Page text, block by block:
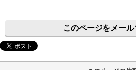
このページをメール